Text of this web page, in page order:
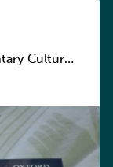
Culture